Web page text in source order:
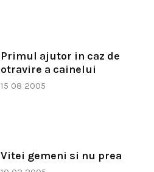
Primul ajutor in caz de
otravire a cainelui
15 08 2005
Vitei gemeni si nu prea